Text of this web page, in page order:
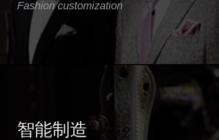
Fashion customization
智能制造